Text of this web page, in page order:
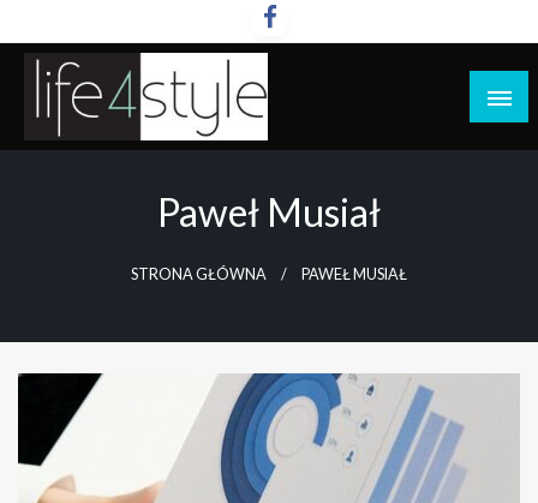
do
Paweł Musiał
STRONA GŁÓWNA PAWEŁ MUSIAŁ